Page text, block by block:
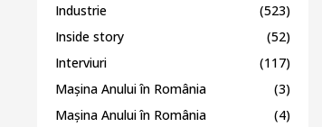
Industrie
(523)
Inside story
(52)
Interviuri
(117)
Mașina Anului în România
(3)
Mașina Anului în România
(4)